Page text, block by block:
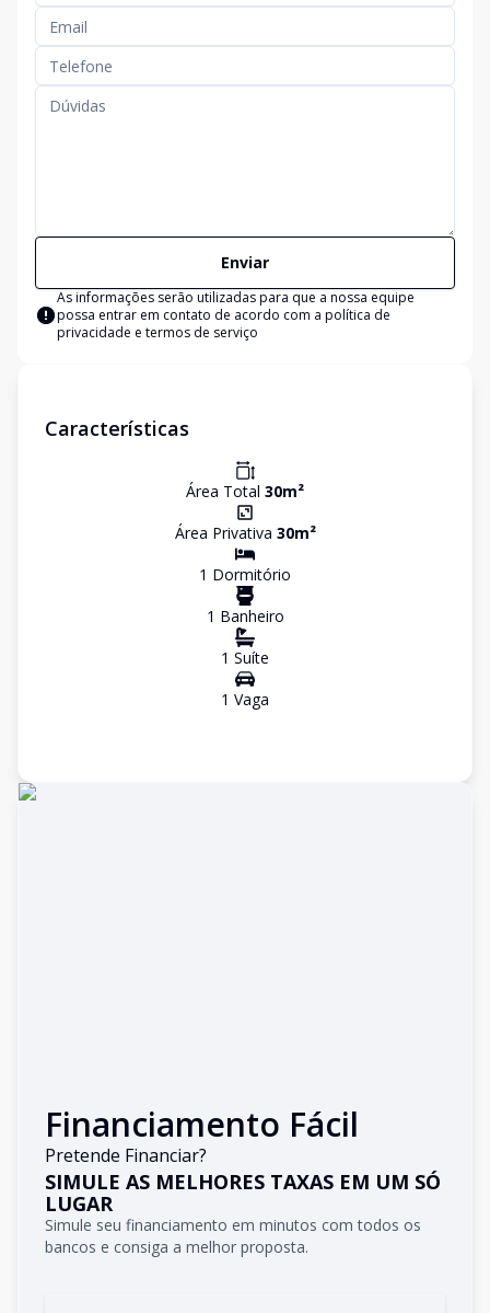
Enviar
As informações serão utilizadas para que a nossa equipe
possa entrar em contato de acordo com a política de
privacidade e termos de serviço
Características
Área Total 30m²
Área Privativa 30m²
1 Dormitório
1 Banheiro
1 Suíte
1 Vaga
Financiamento Fácil
Pretende Financiar?
SIMULE AS MELHORES TAXAS EM UM SÓ
LUGAR
Simule seu financiamento em minutos com todos os
bancos e consiga a melhor proposta.